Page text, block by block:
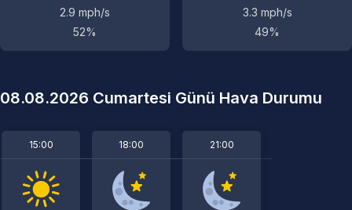
2.9 mph/s
52%
3.3 mph/s
49%
08.08.2026 Cumartesi Günü Hava Durumu
15:00 18:00 21:00